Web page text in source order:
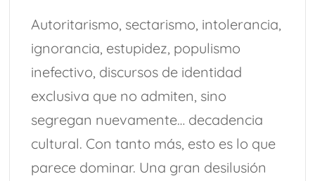
trasmutaciones
Una “carga al machete” por Félix González-Torres y el
Vedados (Parte 2)
Vedados (Parte 1)
Osiel, el capo libre
9 de Agosto: Día Internacional de los pueblos indígenas;
Chiapas riqueza cultural.
Autoritarismo, sectarismo, intolerancia,
ignorancia, estupidez, populismo
inefectivo, discursos de identidad
exclusiva que no admiten, sino
segregan nuevamente… decadencia
cultural. Con tanto más, esto es lo que
parece dominar. Una gran desilusión